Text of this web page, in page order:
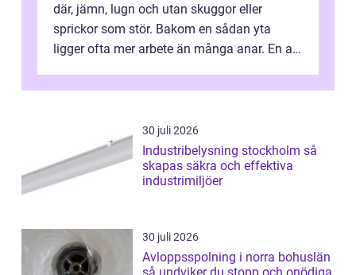
där, jämn, lugn och utan skuggor eller
sprickor som stör. Bakom en sådan yta
ligger ofta mer arbete än många anar. En av
30 juli 2026
Industribelysning stockholm så
skapas säkra och effektiva
industrimiljöer
30 juli 2026
Avloppsspolning i norra bohuslän
så undviker du stopp och onödiga